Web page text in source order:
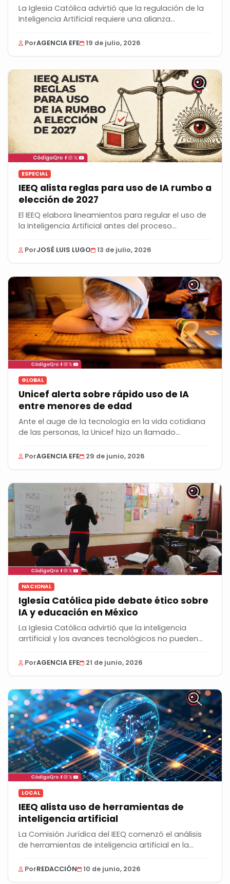
La Iglesia Católica advirtió que la regulación de la
Inteligencia Artificial requiere una alianza...
PorAGENCIA EFE 19 de julio, 2026
ESPECIAL
IEEQ alista reglas para uso de IA rumbo a
elección de 2027
El IEEQ elabora lineamientos para regular el uso de
la Inteligencia Artificial antes del proceso...
PorJOSÉ LUIS LUGO 13 de julio, 2026
GLOBAL
Unicef alerta sobre rápido uso de IA
entre menores de edad
Ante el auge de la tecnología en la vida cotidiana
de las personas, la Unicef hizo un llamado...
PorAGENCIA EFE 29 de junio, 2026
NACIONAL
Iglesia Católica pide debate ético sobre
IA y educación en México
La Iglesia Católica advirtió que la inteligencia
arrtificial y los avances tecnológicos no pueden...
PorAGENCIA EFE 21 de junio, 2026
LOCAL
IEEQ alista uso de herramientas de
inteligencia artificial
La Comisión Jurídica del IEEQ comenzó el análisis
de herramientas de inteligencia artificial en la...
PorREDACCIÓN 10 de junio, 2026